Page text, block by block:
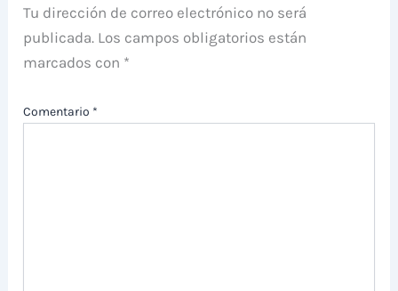
Tu dirección de correo electrónico no será
publicada. Los campos obligatorios están
marcados con *
Comentario *